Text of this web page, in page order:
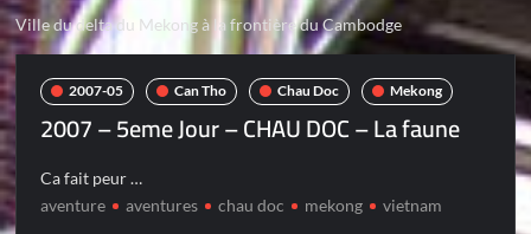
Ville du delta du Mekong à la frontière du Cambodge
2007-05 Can Tho Chau Doc Mekong
2007 – 5eme Jour – CHAU DOC – La faune
Ca fait peur …
aventure
aventures chau doc mekong vietnam